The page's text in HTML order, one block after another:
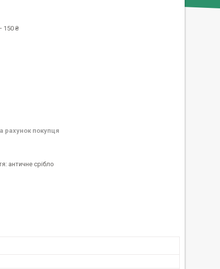
150 ₴
рахунок покупця
античне срібло